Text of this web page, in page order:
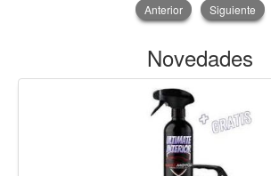
Anterior Siguiente
Novedades